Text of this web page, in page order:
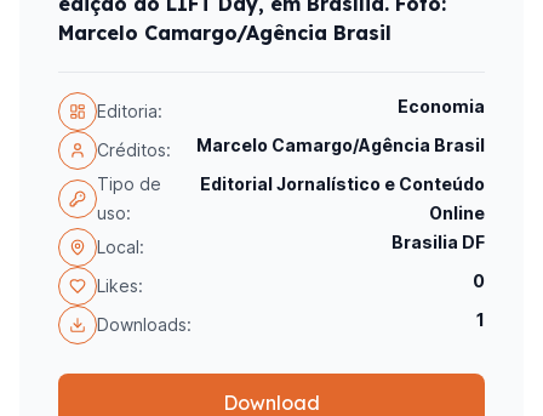
Marcelo Camargo/Agência Brasil
Editoria: Economia
Créditos:
Marcelo Camargo/Agência Brasil
Tipo de
uso:
Editorial Jornalístico e Conteúdo
Online
Local:
Brasilia DF
Likes: 0
Downloads: 1
Download